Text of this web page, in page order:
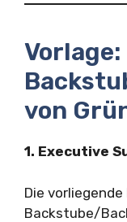
von
1. Executive
Die
Backstube/